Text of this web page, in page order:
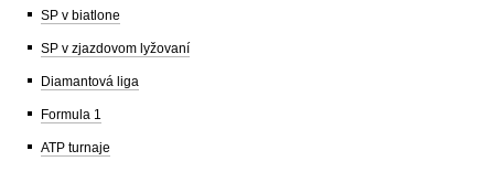
SP v biatlone
SP v zjazdovom lyžovaní
Diamantová liga
Formula 1
ATP turnaje